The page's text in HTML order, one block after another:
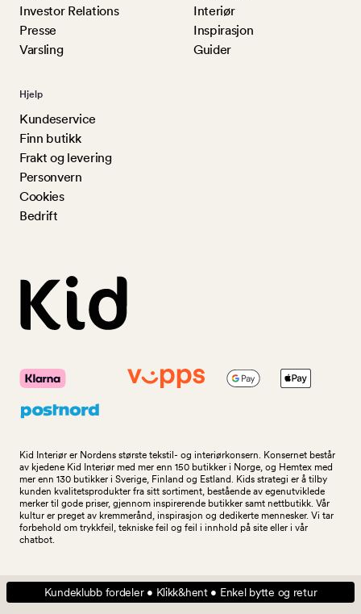
Investor Relations
Presse
Varsling
Interiør
Inspirasjon
Guider
Hjelp
Kundeservice
Finn butikk
Frakt og levering
Personvern
Cookies
Bedrift
Kid Interiør er Nordens største tekstil- og interiørkonsern. Konsernet består
av kjedene Kid Interiør med mer enn 150 butikker i Norge, og Hemtex med
mer enn 130 butikker i Sverige, Finland og Estland. Kids strategi er å tilby
kunden kvalitetsprodukter fra sitt sortiment, bestående av egenutviklede
merker til gode priser, gjennom inspirerende butikker samt nettbutikk. Vår
kultur er preget av kremmerånd, inspirasjon og dedikerte mennesker. Vi tar
forbehold om trykkfeil, tekniske feil og feil i innhold på site eller i vår
chatbot.
Kundeklubb fordeler • Klikk&hent • Enkel bytte og retur